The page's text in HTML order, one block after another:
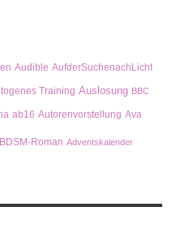
Audible AufderSuchenachLicht
Training Auslosung BBC
ab16 Autorenvorstellung Ava
BDSM-Roman Adventskalender